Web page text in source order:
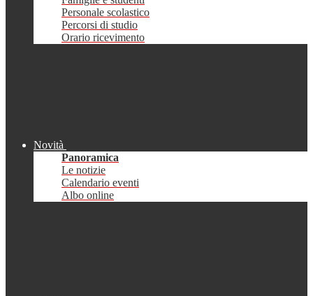
Personale scolastico
Percorsi di studio
Orario ricevimento
Novità
Panoramica
Le notizie
Calendario eventi
Albo online